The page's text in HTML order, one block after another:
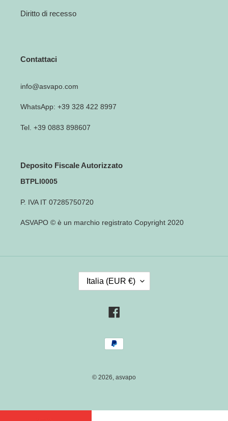
Diritto di recesso
Contattaci
info@asvapo.com
WhatsApp: +39 328 422 8997
Tel. +39 0883 898607
Deposito Fiscale Autorizzato
BTPLI0005
P. IVA IT 07285750720
ASVAPO © è un marchio registrato Copyright 2020
Italia (EUR €)
Metodi
di
© 2026, asvapo